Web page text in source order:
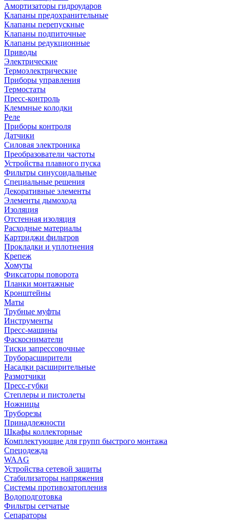
Амортизаторы гидроударов
Клапаны предохранительные
Клапаны перепускные
Клапаны подпиточные
Клапаны редукционные
Приводы
Электрические
Термоэлектрические
Приборы управления
Термостаты
Пресс-контроль
Клеммные колодки
Реле
Приборы контроля
Датчики
Силовая электроника
Преобразователи частоты
Устройства плавного пуска
Фильтры синусоидальные
Специальные решения
Декоративные элементы
Элементы дымохода
Изоляция
Отстенная изоляция
Расходные материалы
Картриджи фильтров
Прокладки и уплотнения
Крепеж
Хомуты
Фиксаторы поворота
Планки монтажные
Кронштейны
Маты
Трубные муфты
Инструменты
Пресс-машины
Фаскосниматели
Тиски запрессовочные
Труборасширители
Насадки расширительные
Размотчики
Пресс-губки
Степлеры и пистолеты
Ножницы
Труборезы
Принадлежности
Шкафы коллекторные
Комплектующие для групп быстрого монтажа
Спецодежда
WAAG
Устройства сетевой защиты
Стабилизаторы напряжения
Системы противозатопления
Водоподготовка
Фильтры сетчатые
Сепараторы